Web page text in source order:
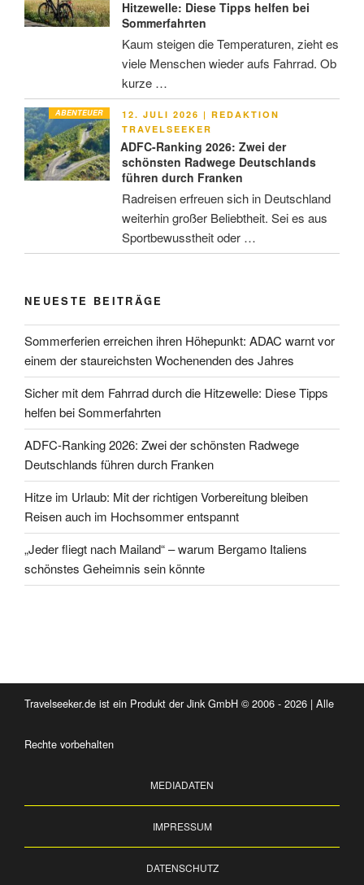
Hitzewelle: Diese Tipps helfen bei
Sommerfahrten
Kaum steigen die Temperaturen, zieht es
viele Menschen wieder aufs Fahrrad. Ob
kurze …
ABENTEUER
VERÖFFENTLICHT
AM
12. JULI 2026 | REDAKTION
TRAVELSEEKER
ADFC-Ranking 2026: Zwei der
schönsten Radwege Deutschlands
führen durch Franken
Radreisen erfreuen sich in Deutschland
weiterhin großer Beliebtheit. Sei es aus
Sportbewusstheit oder …
NEUESTE BEITRÄGE
Sommerferien erreichen ihren Höhepunkt: ADAC warnt vor
einem der staureichsten Wochenenden des Jahres
Sicher mit dem Fahrrad durch die Hitzewelle: Diese Tipps
helfen bei Sommerfahrten
ADFC-Ranking 2026: Zwei der schönsten Radwege
Deutschlands führen durch Franken
Hitze im Urlaub: Mit der richtigen Vorbereitung bleiben
Reisen auch im Hochsommer entspannt
„Jeder fliegt nach Mailand“ – warum Bergamo Italiens
schönstes Geheimnis sein könnte
Travelseeker.de ist ein Produkt der Jink GmbH © 2006 - 2026 | Alle
Rechte vorbehalten
MEDIADATEN
IMPRESSUM
DATENSCHUTZ